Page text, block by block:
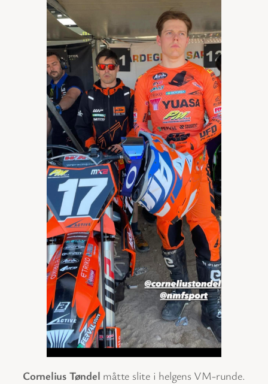
Cornelius Tøndel måtte slite i helgens VM-runde.